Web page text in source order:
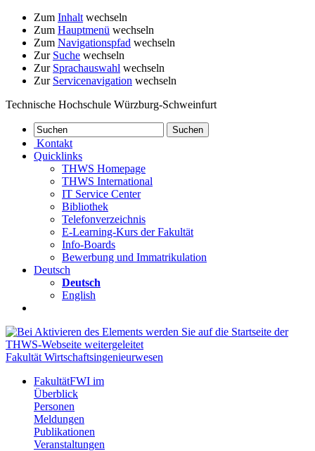
Zum Inhalt wechseln
Zum Hauptmenü wechseln
Zum Navigationspfad wechseln
Zur Suche wechseln
Zur Sprachauswahl wechseln
Zur Servicenavigation wechseln
Technische Hochschule Würzburg-Schweinfurt
Kontakt
Quicklinks
THWS Homepage
THWS International
IT Service Center
Bibliothek
Telefonverzeichnis
E-Learning-Kurs der Fakultät
Info-Boards
Bewerbung und Immatrikulation
Deutsch
Deutsch
English
Fakultät Wirtschaftsingenieurwesen
FakultätFWI im
Überblick
Personen
Meldungen
Publikationen
Veranstaltungen